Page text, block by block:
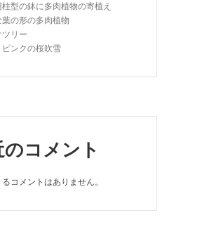
型の鉢に多肉植物の寄植え
の形の多肉植物
リー
ピンクの桜吹雪
コメント
コメントはありません。